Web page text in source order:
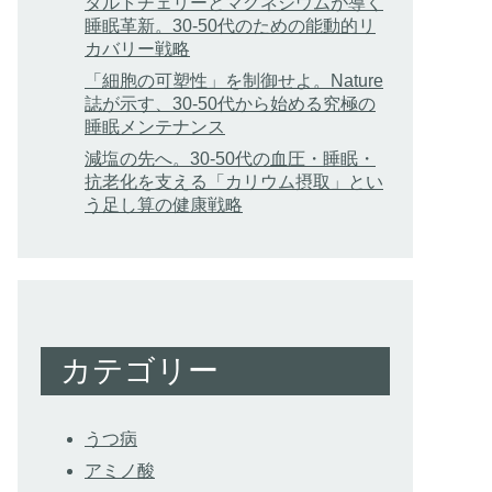
睡眠革新。30-50代のための能動的リ
カバリー戦略
「細胞の可塑性」を制御せよ。Nature
誌が示す、30-50代から始める究極の
睡眠メンテナンス
減塩の先へ。30-50代の血圧・睡眠・
抗老化を支える「カリウム摂取」とい
う足し算の健康戦略
カテゴリー
うつ病
アミノ酸